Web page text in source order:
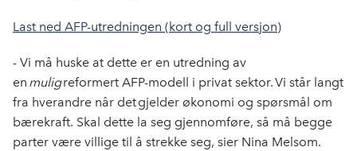
Last ned AFP-utredningen (kort og full versjon)
- Vi må huske at dette er en utredning av
en muligreformert AFP-modell i privat sektor. Vi står langt
fra hverandre når det gjelder økonomi og spørsmål om
bærekraft. Skal dette la seg gjennomføre, så må begge
parter være villige til å strekke seg, sier Nina Melsom.